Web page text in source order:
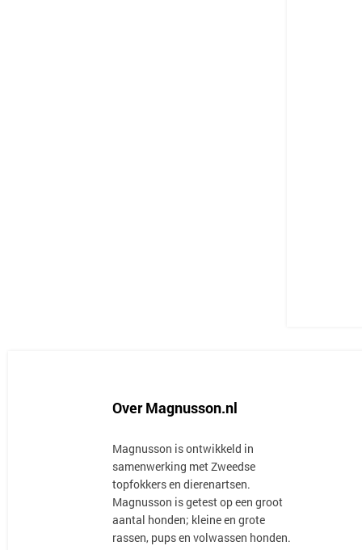
Over Magnusson.nl
Magnusson is ontwikkeld in
samenwerking met Zweedse
topfokkers en dierenartsen.
Magnusson is getest op een groot
aantal honden; kleine en grote
rassen, pups en volwassen honden.